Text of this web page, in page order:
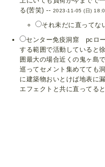
る(苦笑) -- 2023-11-05 (日)
それ未だに直って
センター免疫洞窟 pcロ
する範囲で活動していると
囲最大の場合近くの鬼ヶ島
巡ってセメント集めてても
に建築物おいとけば地表に
エフェクトと共に直ってる